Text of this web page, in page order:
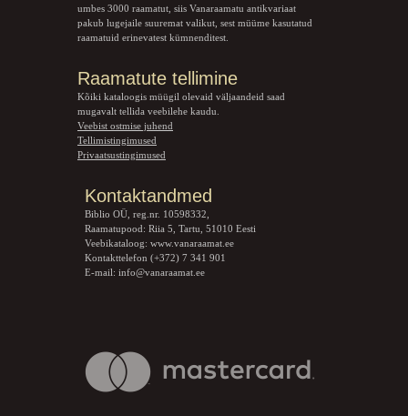
umbes 3000 raamatut, siis Vanaraamatu antikvariaat
pakub lugejaile suuremat valikut, sest müüme kasutatud
raamatuid erinevatest kümnenditest.
Raamatute tellimine
Kõiki kataloogis müügil olevaid väljaandeid saad
mugavalt tellida veebilehe kaudu.
Veebist ostmise juhend
Tellimistingimused
Privaatsustingimused
Kontaktandmed
Biblio OÜ, reg.nr. 10598332,
Raamatupood: Riia 5, Tartu, 51010 Eesti
Veebikataloog: www.vanaraamat.ee
Kontakttelefon (+372) 7 341 901
E-mail: info@vanaraamat.ee